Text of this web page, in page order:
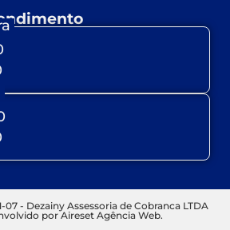
07 - Dezainy Assessoria de Cobranca LTDA
por Aireset Agência Web.